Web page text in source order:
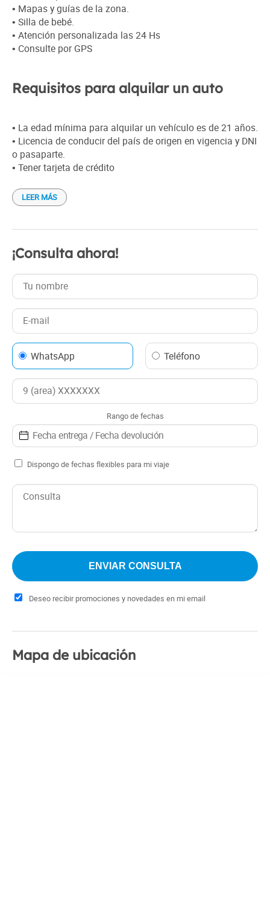
• Mapas y guías de la zona.
• Silla de bebé.
• Atención personalizada las 24 Hs
• Consulte por GPS
Requisitos para alquilar un auto
• La edad mínima para alquilar un vehículo es de 21 años.
• Licencia de conducir del país de origen en vigencia y DNI
o pasaparte.
• Tener tarjeta de crédito
LEER MÁS
¡Consulta ahora!
WhatsApp Teléfono
Rango de fechas
Dispongo de fechas flexibles para mi viaje
Deseo recibir promociones y novedades en mi email
Mapa de ubicación